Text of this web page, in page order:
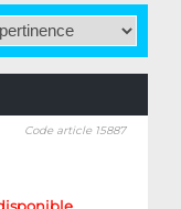
Code article 15887